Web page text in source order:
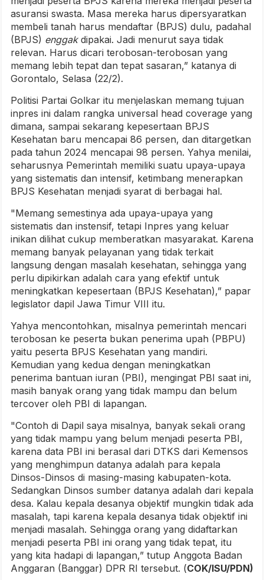
asuransi swasta. Masa mereka harus dipersyaratkan
membeli tanah harus mendaftar (BPJS) dulu, padahal
(BPJS) enggakdipakai. Jadi menurut saya tidak
relevan. Harus dicari terobosan-terobosan yang
memang lebih tepat dan tepat sasaran,” katanya di
Gorontalo, Selasa (22/2).
Politisi Partai Golkar itu menjelaskan memang tujuan
inpres ini dalam rangka universal head coverage yang
dimana, sampai sekarang kepesertaan BPJS
Kesehatan baru mencapai 86 persen, dan ditargetkan
pada tahun 2024 mencapai 98 persen. Yahya menilai,
seharusnya Pemerintah memiliki suatu upaya-upaya
yang sistematis dan intensif, ketimbang menerapkan
BPJS Kesehatan menjadi syarat di berbagai hal.
"Memang semestinya ada upaya-upaya yang
sistematis dan instensif, tetapi Inpres yang keluar
inikan dilihat cukup memberatkan masyarakat. Karena
memang banyak pelayanan yang tidak terkait
langsung dengan masalah kesehatan, sehingga yang
perlu dipikirkan adalah cara yang efektif untuk
meningkatkan kepesertaan (BPJS Kesehatan),” papar
legislator dapil Jawa Timur VIII itu.
Yahya mencontohkan, misalnya pemerintah mencari
terobosan ke peserta bukan penerima upah (PBPU)
yaitu peserta BPJS Kesehatan yang mandiri.
Kemudian yang kedua dengan meningkatkan
penerima bantuan iuran (PBI), mengingat PBI saat ini,
masih banyak orang yang tidak mampu dan belum
tercover oleh PBI di lapangan.
"Contoh di Dapil saya misalnya, banyak sekali orang
yang tidak mampu yang belum menjadi peserta PBI,
karena data PBI ini berasal dari DTKS dari Kemensos
yang menghimpun datanya adalah para kepala
Dinsos-Dinsos di masing-masing kabupaten-kota.
Sedangkan Dinsos sumber datanya adalah dari kepala
desa. Kalau kepala desanya objektif mungkin tidak ada
masalah, tapi karena kepala desanya tidak objektif ini
menjadi masalah. Sehingga orang yang didaftarkan
menjadi peserta PBI ini orang yang tidak tepat, itu
yang kita hadapi di lapangan,” tutup Anggota Badan
Anggaran (Banggar) DPR RI tersebut. (COK/ISU/PDN)